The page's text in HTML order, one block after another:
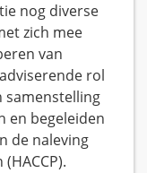
nog diverse
zich mee
van
rol
samenstelling
en begeleiden
de naleving